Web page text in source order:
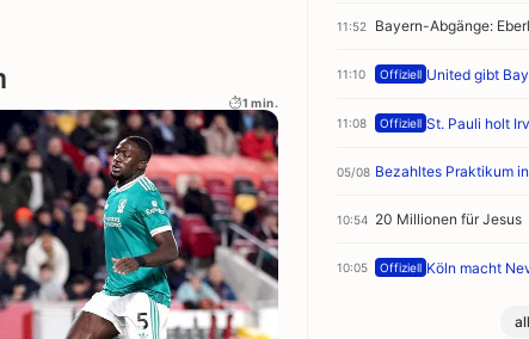
1 min.
11:52 Bayern-Abgänge:
11:10 Offiziell United gibt
11:08 Offiziell St. Pauli holt
05/08 Bezahltes Praktikum
10:54 20 Millionen für Jesus
10:05 Offiziell Köln macht